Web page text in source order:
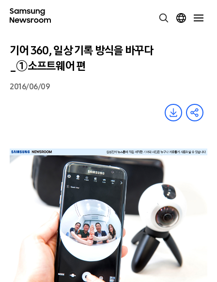
기어 360, 일상 기록 방식을 바꾸다
_①소프트웨어 편
2016/06/09